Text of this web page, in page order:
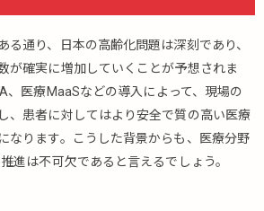
る通り、日本の高齢化問題は深刻であり、
が確実に増加していくことが予想されま
、医療MaaSなどの導入によって、現場の
、患者に対してはより安全で質の高い医療
なります。こうした背景からも、医療分野
進は不可欠であると言えるでしょう。